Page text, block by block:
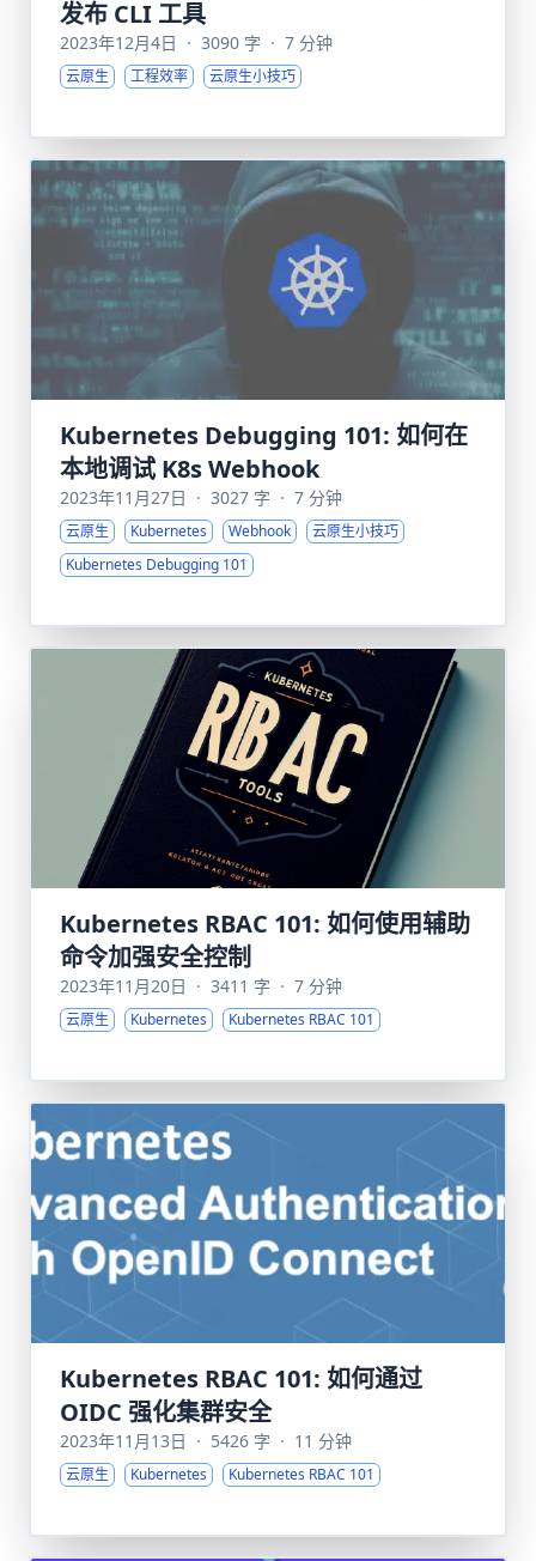
发布 CLI 工具
2023年12月4日 · 3090 字 · 7 分钟
云原生 工程效率 云原生小技巧
Kubernetes Debugging 101: 如何在
本地调试 K8s Webhook
2023年11月27日 · 3027 字 · 7 分钟
云原生 Kubernetes Webhook
云原生小技巧
Kubernetes Debugging 101
Kubernetes RBAC 101: 如何使用辅助
命令加强安全控制
2023年11月20日 · 3411 字 · 7 分钟
云原生 Kubernetes Kubernetes RBAC 101
Kubernetes RBAC 101: 如何通过
OIDC 强化集群安全
2023年11月13日 · 5426 字 · 11 分钟
云原生 Kubernetes Kubernetes RBAC 101